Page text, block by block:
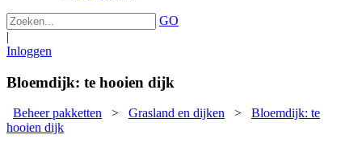
GO
|
Inloggen
Bloemdijk: te hooien dijk
Beheer pakketten > Grasland en dijken > Bloemdijk: te
hooien dijk